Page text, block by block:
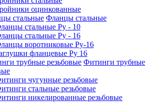
оцинкованные
Фланцы стальные
стальные Ру - 10
стальные Ру - 16
воротниковые Ру-16
фланцевые Ру 16
Фитинги трубные
чугунные резьбовые
стальные резьбовые
никелированные резьбовые